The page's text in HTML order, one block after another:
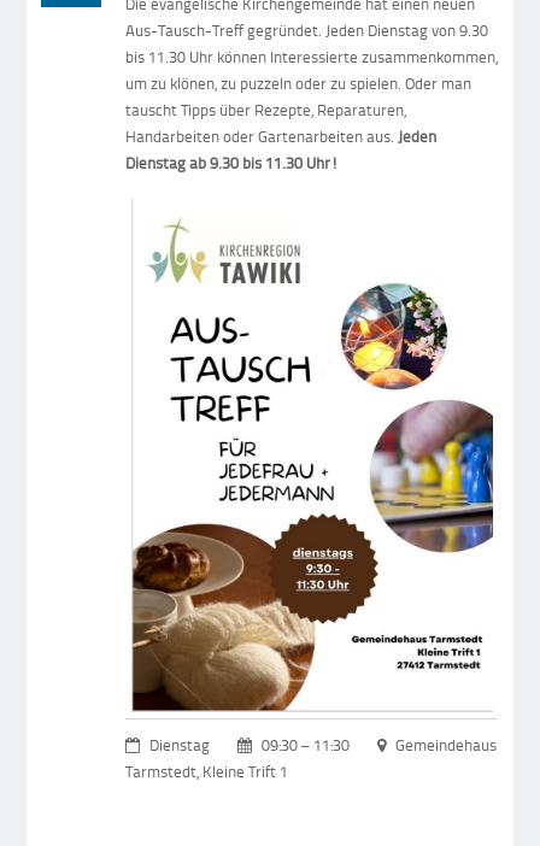
Aus-Tausch-Treff gegründet. Jeden Dienstag von 9.30
bis 11.30 Uhr können Interessierte zusammenkommen,
um zu klönen, zu puzzeln oder zu spielen. Oder man
tauscht Tipps über Rezepte, Reparaturen,
Handarbeiten oder Gartenarbeiten aus.Jeden
Dienstag ab 9.30 bis 11.30 Uhr!
Dienstag 09:30 – 11:30
Gemeindehaus
Tarmstedt, Kleine Trift 1